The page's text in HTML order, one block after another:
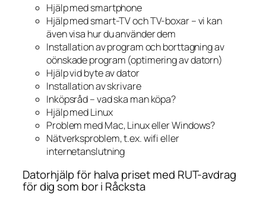
Hjälp med smartphone
Hjälp med smart-TV och TV-boxar – vi kan
även visa hur du använder dem
Installation av program och borttagning av
oönskade program (optimering av datorn)
Hjälp vid byte av dator
Installation av skrivare
Inköpsråd – vad ska man köpa?
Hjälp med Linux
Problem med Mac, Linux eller Windows?
Nätverksproblem, t.ex. wifi eller
internetanslutning
Datorhjälp för halva priset med RUT-avdrag
för dig som bor i Råcksta